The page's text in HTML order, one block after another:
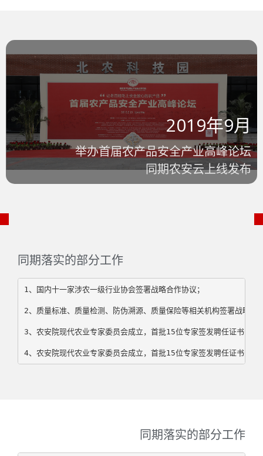
2019年9月
举办首届农产品安全产业高峰论坛
同期农安云上线发布
同期落实的部分工作
1、国内十一家涉农一级行业协会签署战略合作协议；
2、质量标准、质量检测、防伪溯源、质量保险等相关机构签署战略合
3、农安院现代农业专家委员会成立，首批15位专家签发聘任证书；
4、农安院现代农业专家委员会成立，首批15位专家签发聘任证书；
同期落实的部分工作